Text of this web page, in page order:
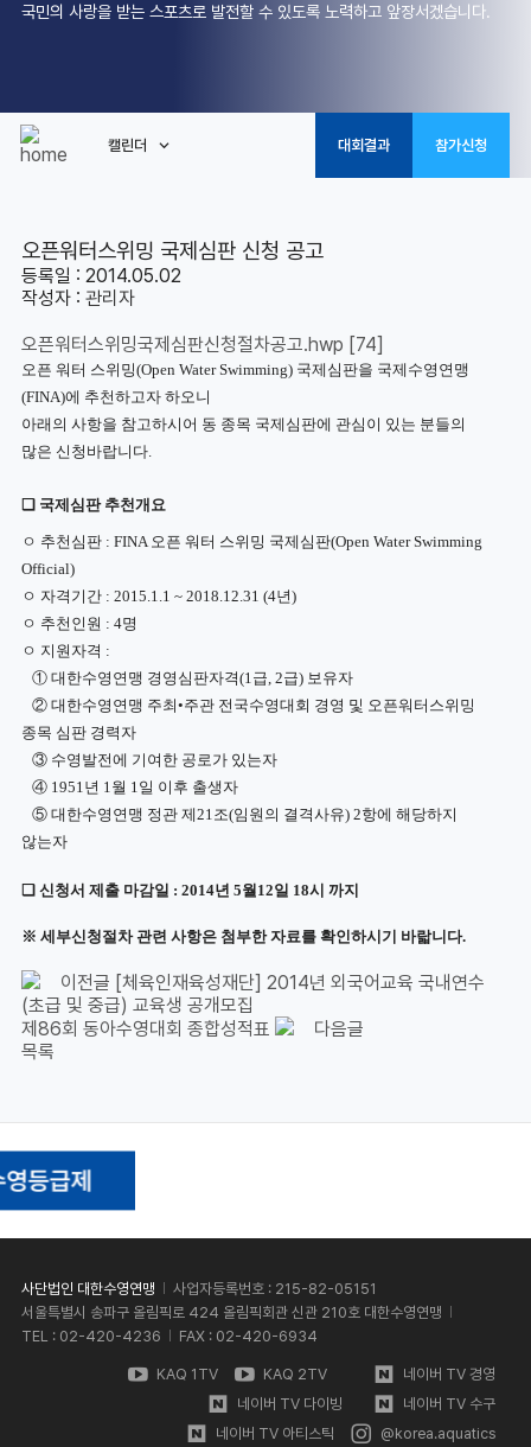
국민의 사랑을 받는 스포츠로 발전할 수 있도록 노력하고 앞장서겠습니다.
캘린더 대회결과 참가신청
오픈워터스위밍 국제심판 신청 공고
등록일 : 2014.05.02
작성자 : 관리자
오픈워터스위밍국제심판신청절차공고.hwp [74]
오픈 워터 스위밍(Open Water Swimming) 국제심판을 국제수영연맹
(FINA)에 추천하고자 하오니
아래의 사항을 참고하시어 동 종목 국제심판에 관심이 있는 분들의
많은 신청바랍니다.
❏ 국제심판 추천개요
ㅇ 추천심판 : FINA 오픈 워터 스위밍 국제심판(Open Water Swimming
Official)
ㅇ 자격기간 : 2015.1.1 ~ 2018.12.31 (4년)
ㅇ 추천인원 : 4명
ㅇ 지원자격 :
① 대한수영연맹 경영심판자격(1급, 2급) 보유자
② 대한수영연맹 주최•주관 전국수영대회 경영 및 오픈워터스위밍
종목 심판 경력자
③ 수영발전에 기여한 공로가 있는자
④ 1951년 1월 1일 이후 출생자
⑤ 대한수영연맹 정관 제21조(임원의 결격사유) 2항에 해당하지
않는자
❏ 신청서 제출 마감일 : 2014년 5월12일 18시 까지
※ 세부신청절차 관련 사항은 첨부한 자료를 확인하시기 바랇니다.
이전글 [체육인재육성재단] 2014년 외국어교육 국내연수
(초급 및 중급) 교육생 공개모집
제86회 동아수영대회 종합성적표
다음글
목록
사단법인 대한수영연맹
사업자등록번호 : 215-82-05151
서울특별시 송파구 올림픽로 424 올림픽회관 신관 210호 대한수영연맹
TEL : 02-420-4236
FAX : 02-420-6934
KAQ 1TV KAQ 2TV
네이버 TV 경영
네이버 TV 다이빙
네이버 TV 수구
네이버 TV 아티스틱
@korea.aquatics